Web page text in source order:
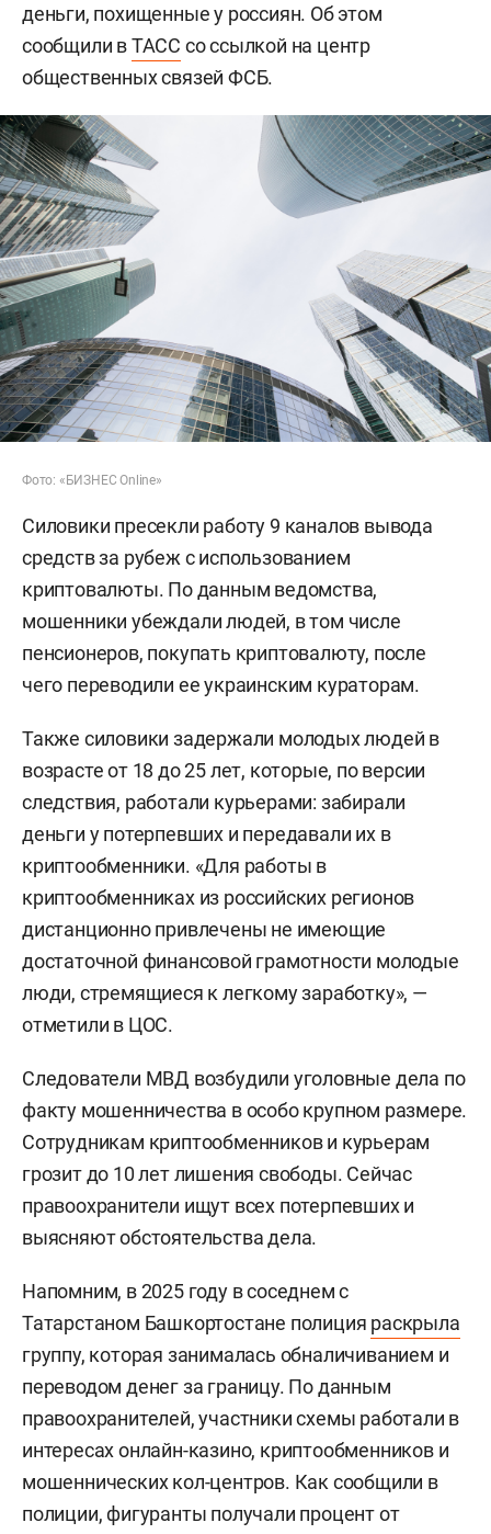
деньги, похищенные у россиян. Об этом
сообщили вТАСС со ссылкой на центр
общественных связей ФСБ.
Фото: «БИЗНЕС Online»
Силовики пресекли работу 9 каналов вывода
средств за рубеж с использованием
криптовалюты. По данным ведомства,
мошенники убеждали людей, в том числе
пенсионеров, покупать криптовалюту, после
чего переводили ее украинским кураторам.
Также силовики задержали молодых людей в
возрасте от 18 до 25 лет, которые, по версии
следствия, работали курьерами: забирали
деньги у потерпевших и передавали их в
криптообменники. «Для работы в
криптообменниках из российских регионов
дистанционно привлечены не имеющие
достаточной финансовой грамотности молодые
люди, стремящиеся к легкому заработку», —
отметили в ЦОС.
Следователи МВД возбудили уголовные дела по
факту мошенничества в особо крупном размере.
Сотрудникам криптообменников и курьерам
грозит до 10 лет лишения свободы. Сейчас
правоохранители ищут всех потерпевших и
выясняют обстоятельства дела.
Напомним, в 2025 году в соседнем с
Татарстаном Башкортостане полиция раскрыла
группу, которая занималась обналичиванием и
переводом денег за границу. По данным
правоохранителей, участники схемы работали в
интересах онлайн-казино, криптообменников и
мошеннических кол-центров. Как сообщили в
полиции, фигуранты получали процент от